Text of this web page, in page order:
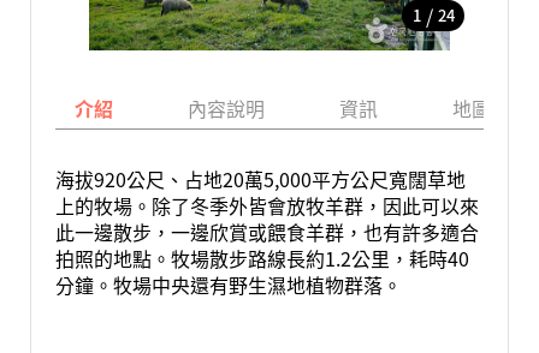
1 / 24
介紹 內容說明 資訊 地圖
海拔920公尺、占地20萬5,000平方公尺寬闊草地
上的牧場。除了冬季外皆會放牧羊群，因此可以來
此一邊散步，一邊欣賞或餵食羊群，也有許多適合
拍照的地點。牧場散步路線長約1.2公里，耗時40
分鐘。牧場中央還有野生濕地植物群落。